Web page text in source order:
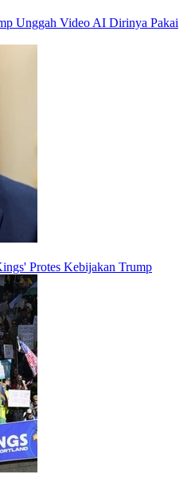
Unggah Video AI Dirinya Pakai
Protes Kebijakan Trump